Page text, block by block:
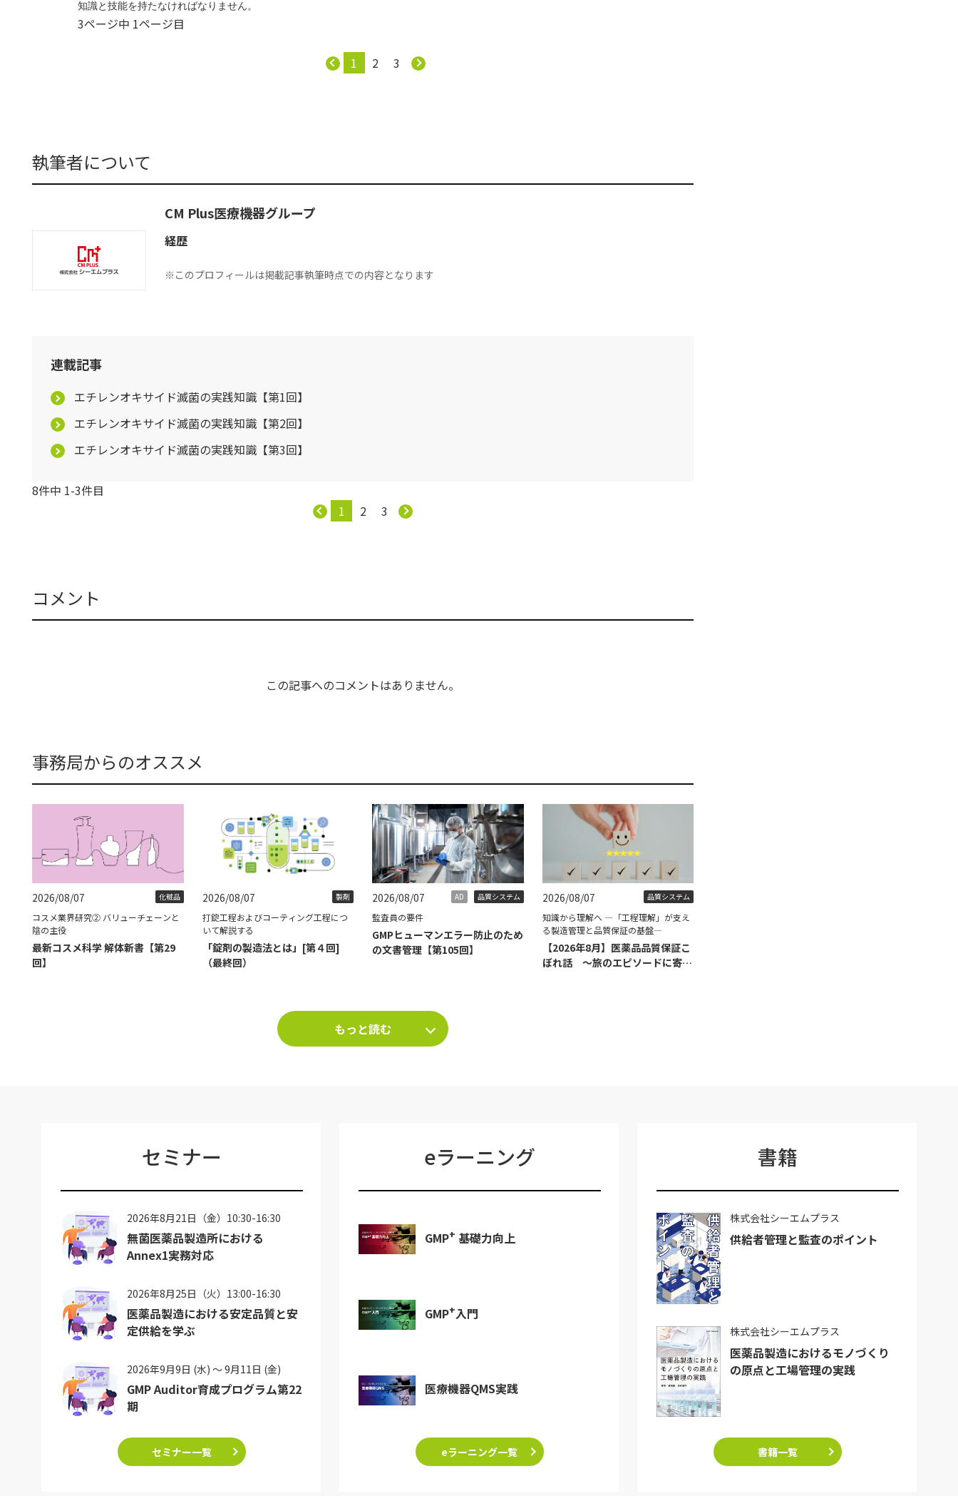
知識と技能を持たなければなりません。
3ページ中 1ページ目
1 2 3
執筆者について
CM Plus医療機器グループ
経歴
※このプロフィールは掲載記事執筆時点での内容となります
連載記事
エチレンオキサイド滅菌の実践知識【第1回】
エチレンオキサイド滅菌の実践知識【第2回】
エチレンオキサイド滅菌の実践知識【第3回】
8件中 1-3件目
1
2 3
コメント
この記事へのコメントはありません。
事務局からのオススメ
2026/08/07 化粧品
コスメ業界研究② バリューチェーンと
陰の主役
最新コスメ科学 解体新書【第29
回】
2026/08/07 製剤
打錠工程およびコーティング工程につ
いて解説する
「錠剤の製造法とは」[第４回]
（最終回）
2026/08/07 AD 品質システム
監査員の要件
GMPヒューマンエラー防止のため
の文書管理【第105回】
2026/08/07 品質システム
知識から理解へ ―「工程理解」が支え
る製造管理と品質保証の基盤―
【2026年8月】医薬品品質保証こ
ぼれ話 ～旅のエピソードに寄せ
もっと読む
セミナー
2026年8月21日（金）10:30-16:30
無菌医薬品製造所における
Annex1実務対応
2026年8月25日（火）13:00-16:30
医薬品製造における安定品質と安
定供給を学ぶ
2026年9月9日 (水) ～ 9月11日 (金)
GMP Auditor育成プログラム第22
期
セミナー一覧
eラーニング
GMP+ 基礎力向上
GMP+入門
医療機器QMS実践
eラーニング一覧
書籍
株式会社シーエムプラス
供給者管理と監査のポイント
株式会社シーエムプラス
医薬品製造におけるモノづくり
の原点と工場管理の実践
書籍一覧